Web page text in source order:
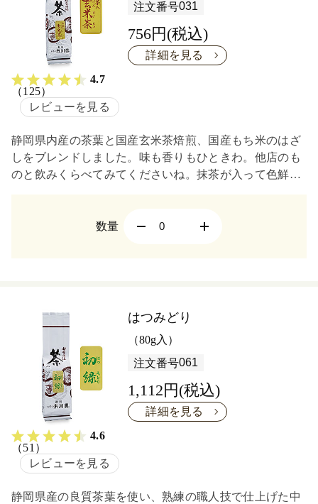
4.7
（125）
レビューを見る
注文番号031
756円(税込)
詳細を見る
静岡県内産の茶葉と国産玄米茶焙煎、国産もち米のはざ
しをブレンドしました。味も香りもひときわ。他店のも
のと飲みくらべてみてくださいね。抹茶が入って色鮮や
数量
4.6
（51）
レビューを見る
はつみどり
（80g入）
注文番号061
1,112円(税込)
詳細を見る
静岡県産の良質茶葉を使い、熟練の職人技で仕上げた中